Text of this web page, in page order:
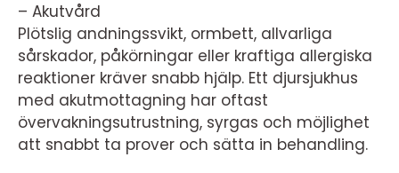
– Akutvård
Plötslig andningssvikt, ormbett, allvarliga
sårskador, påkörningar eller kraftiga allergiska
reaktioner kräver snabb hjälp. Ett djursjukhus
med akutmottagning har oftast
övervakningsutrustning, syrgas och möjlighet
att snabbt ta prover och sätta in behandling.